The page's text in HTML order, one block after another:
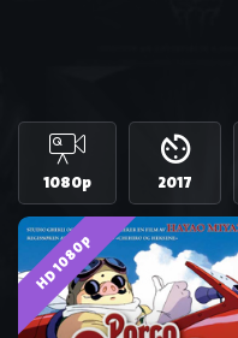
2017
1080p
HD 1080p